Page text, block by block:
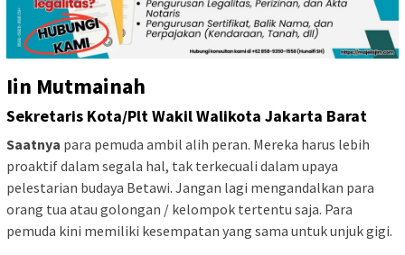
Iin Mutmainah
Sekretaris Kota/Plt Wakil Walikota Jakarta Barat
Saatnya para pemuda ambil alih peran. Mereka harus lebih
proaktif dalam segala hal, tak terkecuali dalam upaya
pelestarian budaya Betawi. Jangan lagi mengandalkan para
orang tua atau golongan / kelompok tertentu saja. Para
pemuda kini memiliki kesempatan yang sama untuk unjuk gigi.